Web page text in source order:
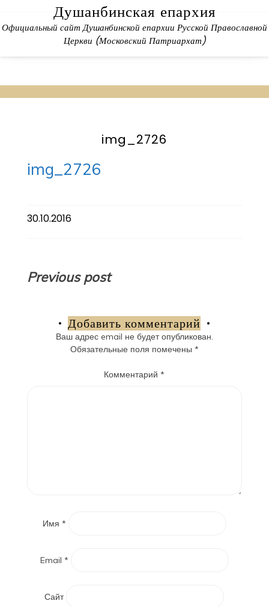
content
Душанбинская епархия
Официальный сайт Душанбинской епархии Русской Православной
Церкви (Московский Патриархат)
img_2726
img_2726
30.10.2016
Навигация
записям
Previous post
Добавить комментарий
Ваш адрес email не будет опубликован.
Обязательные поля помечены *
Комментарий*
Имя *
Email *
Сайт